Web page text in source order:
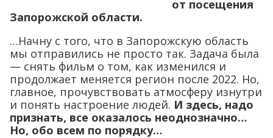
от посещения
Запорожской области.
…Начну с того, что в Запорожскую область
мы отправились не просто так. Задача была
— снять фильм о том, как изменился и
продолжает меняется регион после 2022. Но,
главное, прочувствовать атмосферу изнутри
и понять настроение людей. И здесь, надо
признать, все оказалось неоднозначно…
Но, обо всем по порядку…